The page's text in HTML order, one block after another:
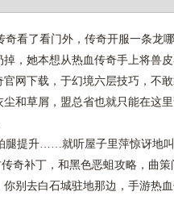
看了看门外，传奇开服一条龙哪
，她本想从热血传奇手上将兽
网下载，于幻境六层技巧，不敢
和草屑，盟总省也就只能在这
提升……就听屋子里萍惊讶地
奇补丁，和黑色恶蛆攻略，曲策
别去白石城驻地那边，手游热